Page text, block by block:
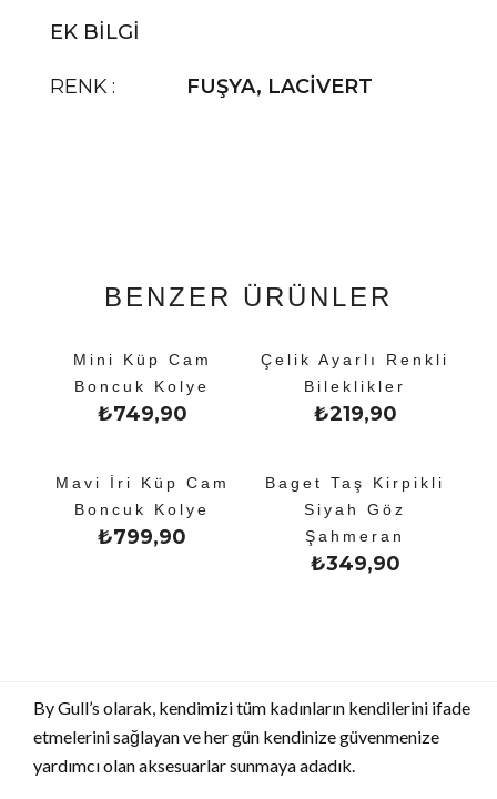
EK BILGI
RENK FUŞYA, LACİVERT
BENZER ÜRÜNLER
Mini Küp Cam
Boncuk Kolye
₺749,90
Çelik Ayarlı Renkli
Bileklikler
₺219,90
Mavi İri Küp Cam
Boncuk Kolye
₺799,90
Baget Taş Kirpikli
Siyah Göz
Şahmeran
₺349,90
By Gull’s olarak, kendimizi tüm kadınların kendilerini ifade
etmelerini sağlayan ve her gün kendinize güvenmenize
yardımcı olan aksesuarlar sunmaya adadık.